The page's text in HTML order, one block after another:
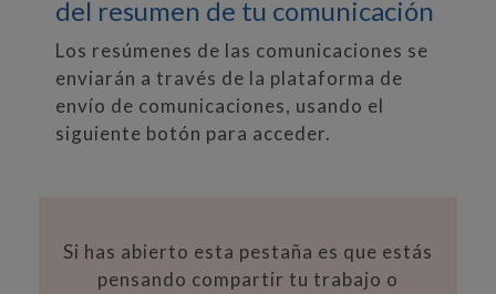
del resumen de tu comunicación
Los resúmenes de las comunicaciones se
enviarán a través de la plataforma de
envío de comunicaciones, usando el
siguiente botón para acceder.
Si has abierto esta pestaña es que estás
pensando compartir tu trabajo o